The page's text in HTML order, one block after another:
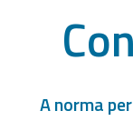
A norma